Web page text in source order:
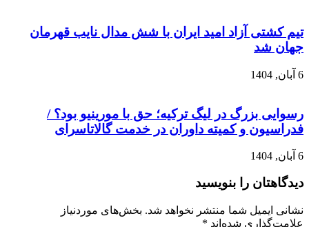
تیم کشتی آزاد امید ایران با شش مدال نایب قهرمان
جهان شد
6 آبان, 1404
رسوایی بزرگ در لیگ ترکیه؛ حق با مورینیو بود؟ /
فدراسیون و کمیته داوران در خدمت گالاتاسرای
6 آبان, 1404
دیدگاهتان را بنویسید
نشانی ایمیل شما منتشر نخواهد شد. بخش‌های موردنیاز
علامت‌گذاری شده‌اند *